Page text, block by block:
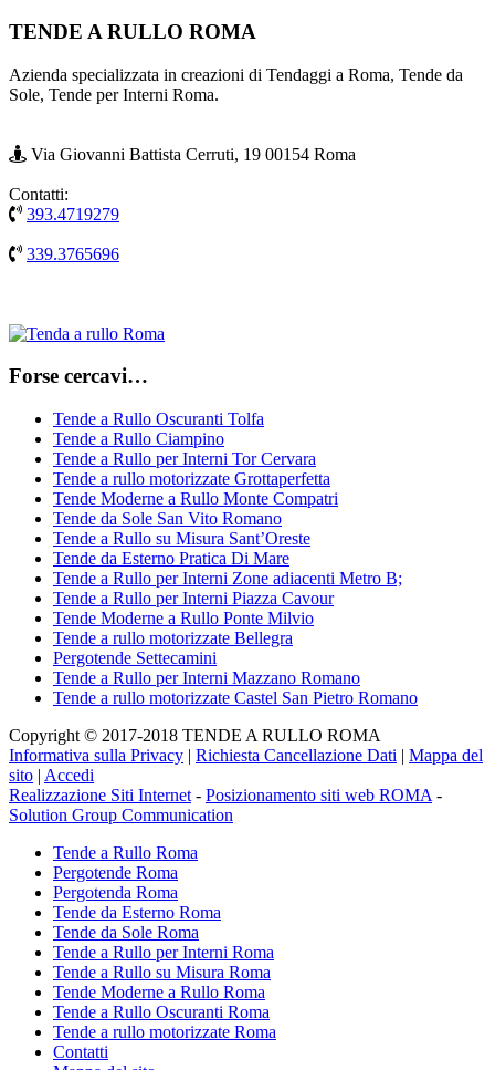
Footer
TENDE A RULLO ROMA
Azienda specializzata in creazioni di Tendaggi a Roma, Tende da
Sole, Tende per Interni Roma.
Via Giovanni Battista Cerruti, 19 00154 Roma
Contatti:
393.4719279
339.3765696
Forse cercavi…
Tende a Rullo Oscuranti Tolfa
Tende a Rullo Ciampino
Tende a Rullo per Interni Tor Cervara
Tende a rullo motorizzate Grottaperfetta
Tende Moderne a Rullo Monte Compatri
Tende da Sole San Vito Romano
Tende a Rullo su Misura Sant’Oreste
Tende da Esterno Pratica Di Mare
Tende a Rullo per Interni Zone adiacenti Metro B;
Tende a Rullo per Interni Piazza Cavour
Tende Moderne a Rullo Ponte Milvio
Tende a rullo motorizzate Bellegra
Pergotende Settecamini
Tende a Rullo per Interni Mazzano Romano
Tende a rullo motorizzate Castel San Pietro Romano
Copyright © 2017-2018 TENDE A RULLO ROMA
Informativa sulla Privacy | Richiesta Cancellazione Dati | Mappa del
sito | Accedi
Realizzazione Siti Internet - Posizionamento siti web ROMA -
Solution Group Communication
Tende a Rullo Roma
Pergotende Roma
Pergotenda Roma
Tende da Esterno Roma
Tende da Sole Roma
Tende a Rullo per Interni Roma
Tende a Rullo su Misura Roma
Tende Moderne a Rullo Roma
Tende a Rullo Oscuranti Roma
Tende a rullo motorizzate Roma
Contatti